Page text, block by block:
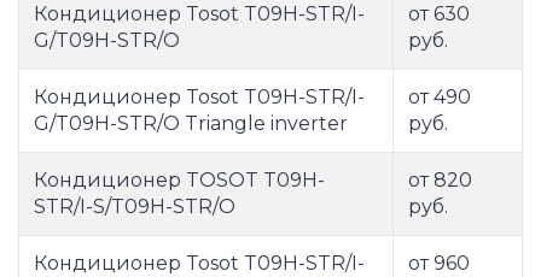
Кондиционер Tosot T09H-STR/I-
G/T09H-STR/O
от 630
руб.
Кондиционер Tosot T09H-STR/I-
G/T09H-STR/O Triangle inverter
от 490
руб.
Кондиционер TOSOT T09H-
STR/I-S/T09H-STR/O
от 820
руб.
Кондиционер Tosot T09H-STR/I-
от 960